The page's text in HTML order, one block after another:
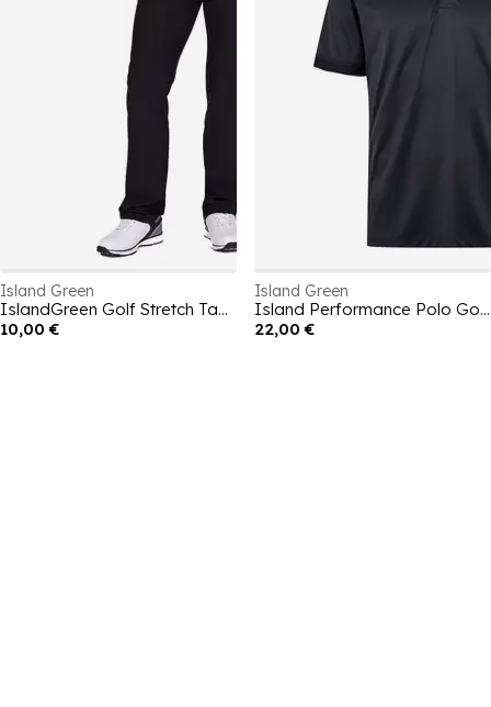
Island Green
IslandGreen Golf Stretch Tapered Trousers Mens
10,00 €
Island Green
Island Performance Polo Golf Shirt
22,00 €